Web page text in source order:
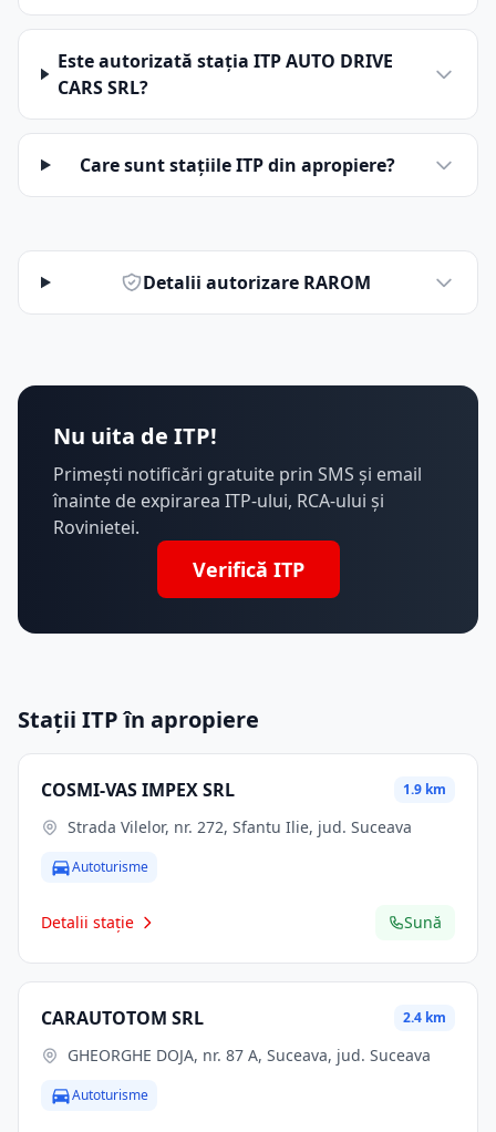
Este autorizată stația ITP AUTO DRIVE
CARS SRL?
Care sunt stațiile ITP din apropiere?
Detalii autorizare RAROM
Nu uita de ITP!
Primești notificări gratuite prin SMS și email
înainte de expirarea ITP-ului, RCA-ului și
Rovinietei.
Verifică ITP
Stații ITP în apropiere
COSMI-VAS IMPEX SRL 1.9 km
Strada Vilelor, nr. 272, Sfantu Ilie, jud. Suceava
Autoturisme
Detalii stație Sună
CARAUTOTOM SRL 2.4 km
GHEORGHE DOJA, nr. 87 A, Suceava, jud. Suceava
Autoturisme